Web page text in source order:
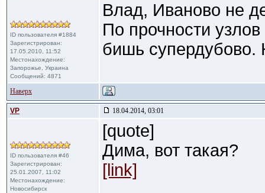
ID пользователя #1884
Зарегистрирован:
17.05.2010, 11:52
Местонахождение:
Запорожье, Украина
Сообщений: 4871
Влад, Иваново не
По прочности
бишь супердубово.
Наверх
VP 18.04.2014, 03:01
ID пользователя #46
Зарегистрирован:
25.01.2007, 11:02
Местонахождение:
Новосибирск
[quote]
Дима, вот такая?
[link]